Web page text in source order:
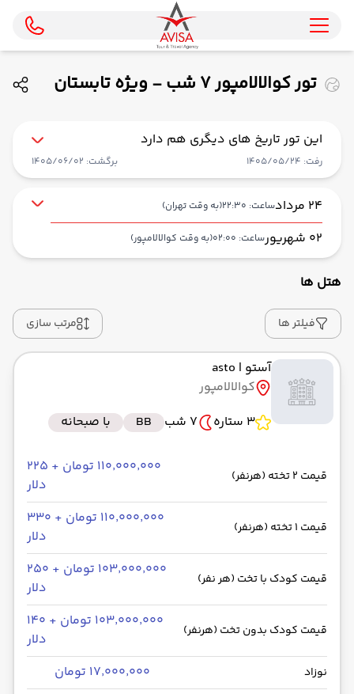
تور کوالالامپور 7 شب - ویژه تابستان
این تور تاریخ های دیگری هم دارد
رفت: 1405/05/24 برگشت: 1405/06/02
24 مرداد ساعت: 22:30 (به وقت تهران)
02 شهریور ساعت: 02:00 (به وقت کوالالامپور)
حرکت از مبدا: 22:30
به فرودگاه بین‌المللی کوالالامپور KUL
رسیدن به مقصد : 11:00
ایران ایرتور -Economy
مدت سفر: 08:00
از فرودگاه بین‌المللی کوالالامپور KUL
حرکت از مبدا: 02:00
به فرودگاه بین‌المللی امام خمینی IKA
رسیدن به مقصد : 05:50
هتل ها
فیلتر ها مرتب سازی
آستو | asto
کوالالامپور
3 ستاره
7 شب BB با صبحانه
قیمت 2 تخته (هرنفر)
۱۱۰٬۰۰۰٬۰۰۰ تومان + ۲۲۵
دلار
قیمت 1 تخته (هرنفر)
۱۱۰٬۰۰۰٬۰۰۰ تومان + ۳۳۰
دلار
قیمت کودک با تخت (هر نفر)
۱۰۳٬۰۰۰٬۰۰۰ تومان + ۲۵۰
دلار
قیمت کودک بدون تخت (هرنفر)
۱۰۳٬۰۰۰٬۰۰۰ تومان + ۱۴۰
دلار
نوزاد ۱۷٬۰۰۰٬۰۰۰ تومان